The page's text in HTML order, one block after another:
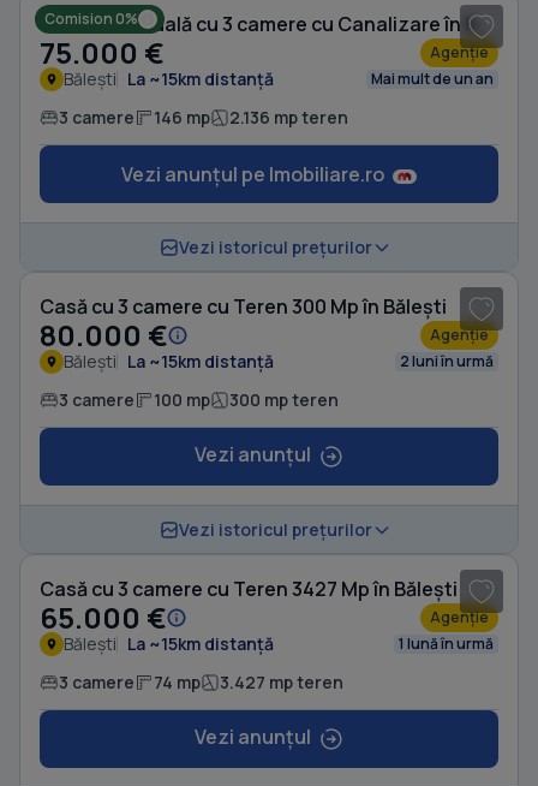
Comision 0% Casă individuală cu 3 camere cu Canalizare în Bălești
75.000 € Agenție
Bălești La ~15km distanță Mai mult de un an
3 camere 146 mp 2.136 mp teren
Vezi anunțul pe Imobiliare.ro
Vezi istoricul prețurilor
Casă cu 3 camere cu Teren 300 Mp în Bălești
80.000 € Agenție
Bălești La ~15km distanță 2 luni în urmă
3 camere 100 mp 300 mp teren
Vezi anunțul
Vezi istoricul prețurilor
Casă cu 3 camere cu Teren 3427 Mp în Bălești
65.000 € Agenție
Bălești La ~15km distanță 1 lună în urmă
3 camere 74 mp 3.427 mp teren
Vezi anunțul